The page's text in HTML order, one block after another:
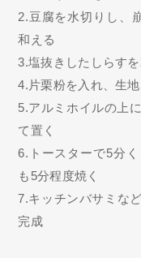
2.豆腐を水切りし、
和える
3.塩抜きしたしらす
4.片栗粉を入れ、生
5.アルミホイルの上
て置く
6.トースターで5分
も5分程度焼く
7.キッチンバサミな
完成